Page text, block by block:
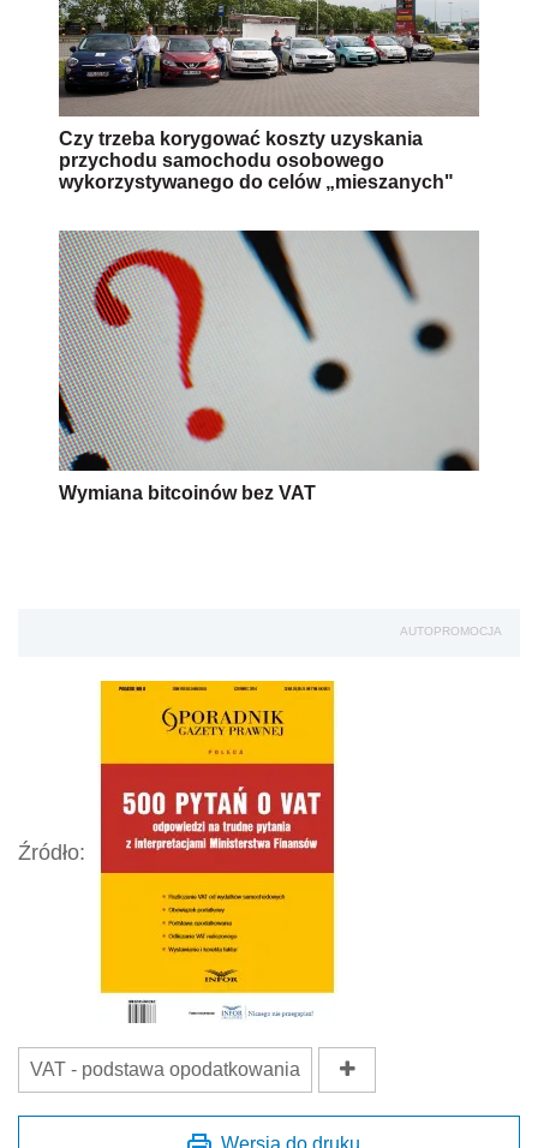
Czy trzeba korygować koszty uzyskania
przychodu samochodu osobowego
wykorzystywanego do celów „mieszanych"
Wymiana bitcoinów bez VAT
AUTOPROMOCJA
Źródło:
VAT - podstawa opodatkowania
Wersja do druku